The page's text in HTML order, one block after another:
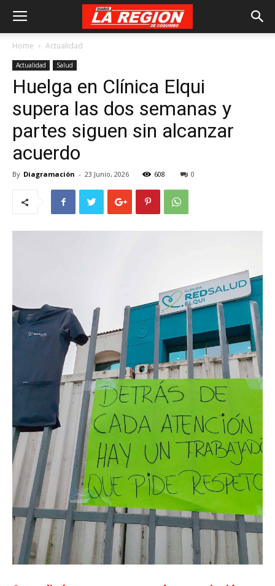
Home Actualidad
Actualidad Salud
Huelga en Clínica Elqui
supera las dos semanas y
partes siguen sin alcanzar
acuerdo
By Diagramación - 23 Junio, 2026 608 0